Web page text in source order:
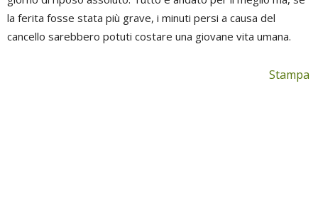
la ferita fosse stata più grave, i minuti persi a causa del
cancello sarebbero potuti costare una giovane vita umana.
Stampa